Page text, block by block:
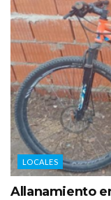
LOCALES
Allanamiento